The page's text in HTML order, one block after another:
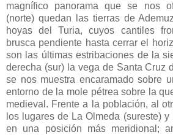
magnífico panorama que se nos
(norte) quedan las tierras de
hoyas del Turia, cuyos cantiles
brusca pendiente hasta cerrar el
son las últimas estribaciones de la
derecha (sur) la vega de Santa Cruz
se nos muestra encaramado sobre
entorno de la mole pétrea sobre la
medieval. Frente a la población, al
los lugares de La Olmeda (sureste)
en una posición más meridional;